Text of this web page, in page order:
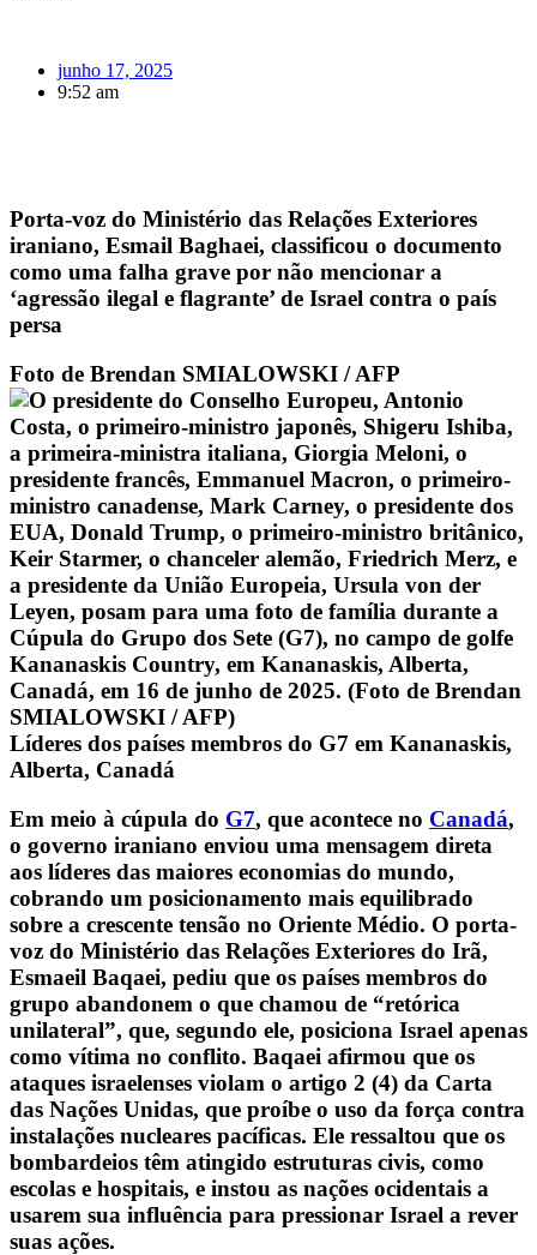
junho 17, 2025
9:52 am
Porta-voz do Ministério das Relações Exteriores
iraniano, Esmail Baghaei, classificou o documento
como uma falha grave por não mencionar a
‘agressão ilegal e flagrante’ de Israel contra o país
persa
Foto de Brendan SMIALOWSKI / AFP
Líderes dos países membros do G7 em Kananaskis,
Alberta, Canadá
Em meio à cúpula do G7, que acontece no Canadá,
o governo iraniano enviou uma mensagem direta
aos líderes das maiores economias do mundo,
cobrando um posicionamento mais equilibrado
sobre a crescente tensão no Oriente Médio. O porta-
voz do Ministério das Relações Exteriores do Irã,
Esmaeil Baqaei, pediu que os países membros do
grupo abandonem o que chamou de “retórica
unilateral”, que, segundo ele, posiciona Israel apenas
como vítima no conflito. Baqaei afirmou que os
ataques israelenses violam o artigo 2 (4) da Carta
das Nações Unidas, que proíbe o uso da força contra
instalações nucleares pacíficas. Ele ressaltou que os
bombardeios têm atingido estruturas civis, como
escolas e hospitais, e instou as nações ocidentais a
usarem sua influência para pressionar Israel a rever
suas ações.